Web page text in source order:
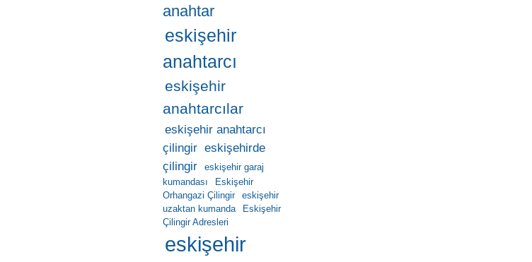
anahtar
eskişehir
anahtarcı
eskişehir
anahtarcılar
eskişehir anahtarcı
çilingir eskişehirde
çilingir
eskişehir garaj
kumandası
Eskişehir
Orhangazi Çilingir
eskişehir
uzaktan kumanda
Eskişehir
Çilingir Adresleri
eskişehir